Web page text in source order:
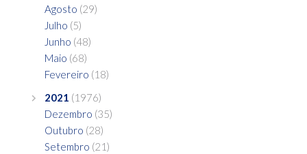
Agosto (29)
Julho (5)
Junho (48)
Maio (68)
Fevereiro (18)
2021 (1976)
Dezembro (35)
Outubro (28)
Setembro (21)